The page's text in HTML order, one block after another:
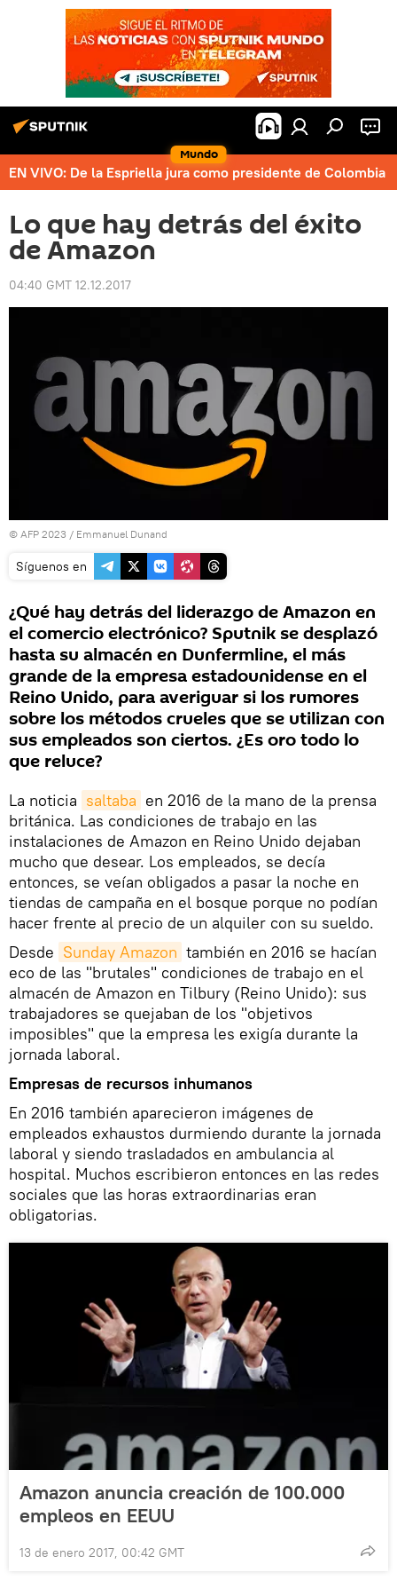
Mundo
EN VIVO: De la Espriella jura como presidente de Colombia
Lo que hay detrás del éxito
de Amazon
04:40 GMT 12.12.2017
© AFP 2023 / Emmanuel Dunand
Síguenos en
¿Qué hay detrás del liderazgo de Amazon en
el comercio electrónico? Sputnik se desplazó
hasta su almacén en Dunfermline, el más
grande de la empresa estadounidense en el
Reino Unido, para averiguar si los rumores
sobre los métodos crueles que se utilizan con
sus empleados son ciertos. ¿Es oro todo lo
que reluce?
La noticia saltaba en 2016 de la mano de la prensa
británica. Las condiciones de trabajo en las
instalaciones de Amazon en Reino Unido dejaban
mucho que desear. Los empleados, se decía
entonces, se veían obligados a pasar la noche en
tiendas de campaña en el bosque porque no podían
hacer frente al precio de un alquiler con su sueldo.
Desde Sunday Amazon también en 2016 se hacían
eco de las "brutales" condiciones de trabajo en el
almacén de Amazon en Tilbury (Reino Unido): sus
trabajadores se quejaban de los "objetivos
imposibles" que la empresa les exigía durante la
jornada laboral.
Empresas de recursos inhumanos
En 2016 también aparecieron imágenes de
empleados exhaustos durmiendo durante la jornada
laboral y siendo trasladados en ambulancia al
hospital. Muchos escribieron entonces en las redes
sociales que las horas extraordinarias eran
obligatorias.
Amazon anuncia creación de 100.000
empleos en EEUU
13 de enero 2017, 00:42 GMT